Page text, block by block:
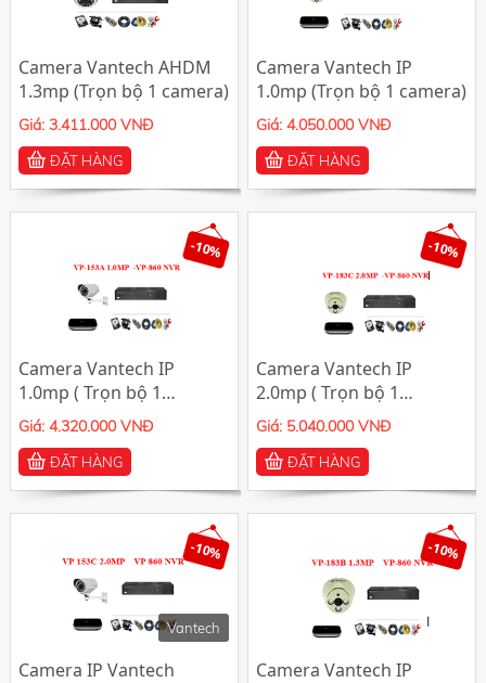
Camera Vantech AHDM
1.3mp (Trọn bộ 1 camera)
Giá: 3.411.000 VNĐ
ĐẶT HÀNG
Camera Vantech IP
1.0mp (Trọn bộ 1 camera)
Giá: 4.050.000 VNĐ
ĐẶT HÀNG
-10%
Camera Vantech IP
1.0mp ( Trọn bộ 1
camera)
Giá: 4.320.000 VNĐ
ĐẶT HÀNG
-10%
Camera Vantech IP
2.0mp ( Trọn bộ 1
camera)
Giá: 5.040.000 VNĐ
ĐẶT HÀNG
Vantech
-10%
Camera IP Vantech
-10%
Camera Vantech IP